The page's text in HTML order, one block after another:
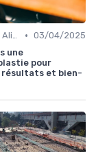
Nutrition et Alimentation Saine • 03/04/2025
une
pour
résultats et bien-